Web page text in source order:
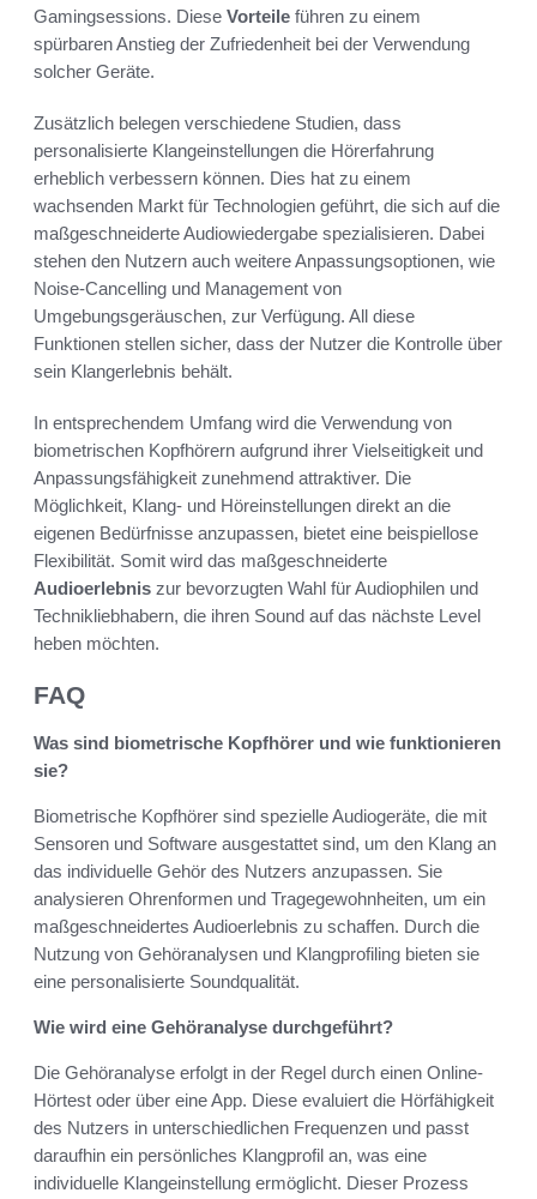
Gamingsessions. Diese Vorteile führen zu einem
spürbaren Anstieg der Zufriedenheit bei der Verwendung
solcher Geräte.
Zusätzlich belegen verschiedene Studien, dass
personalisierte Klangeinstellungen die Hörerfahrung
erheblich verbessern können. Dies hat zu einem
wachsenden Markt für Technologien geführt, die sich auf die
maßgeschneiderte Audiowiedergabe spezialisieren. Dabei
stehen den Nutzern auch weitere Anpassungsoptionen, wie
Noise-Cancelling und Management von
Umgebungsgeräuschen, zur Verfügung. All diese
Funktionen stellen sicher, dass der Nutzer die Kontrolle über
sein Klangerlebnis behält.
In entsprechendem Umfang wird die Verwendung von
biometrischen Kopfhörern aufgrund ihrer Vielseitigkeit und
Anpassungsfähigkeit zunehmend attraktiver. Die
Möglichkeit, Klang- und Höreinstellungen direkt an die
eigenen Bedürfnisse anzupassen, bietet eine beispiellose
Flexibilität. Somit wird das maßgeschneiderte
Audioerlebnis zur bevorzugten Wahl für Audiophilen und
Technikliebhabern, die ihren Sound auf das nächste Level
heben möchten.
FAQ
Was sind biometrische Kopfhörer und wie funktionieren
sie?
Biometrische Kopfhörer sind spezielle Audiogeräte, die mit
Sensoren und Software ausgestattet sind, um den Klang an
das individuelle Gehör des Nutzers anzupassen. Sie
analysieren Ohrenformen und Tragegewohnheiten, um ein
maßgeschneidertes Audioerlebnis zu schaffen. Durch die
Nutzung von Gehöranalysen und Klangprofiling bieten sie
eine personalisierte Soundqualität.
Wie wird eine Gehöranalyse durchgeführt?
Die Gehöranalyse erfolgt in der Regel durch einen Online-
Hörtest oder über eine App. Diese evaluiert die Hörfähigkeit
des Nutzers in unterschiedlichen Frequenzen und passt
daraufhin ein persönliches Klangprofil an, was eine
individuelle Klangeinstellung ermöglicht. Dieser Prozess